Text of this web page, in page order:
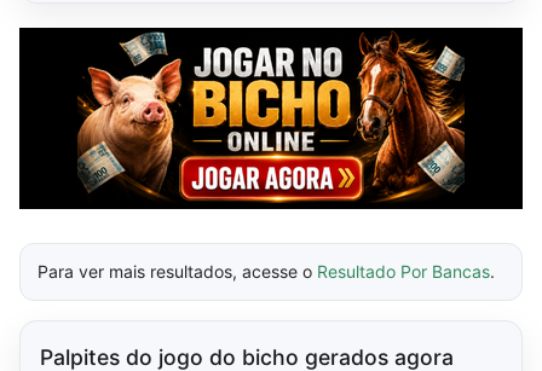
Para ver mais resultados, acesse o Resultado Por Bancas.
Palpites do jogo do bicho gerados agora